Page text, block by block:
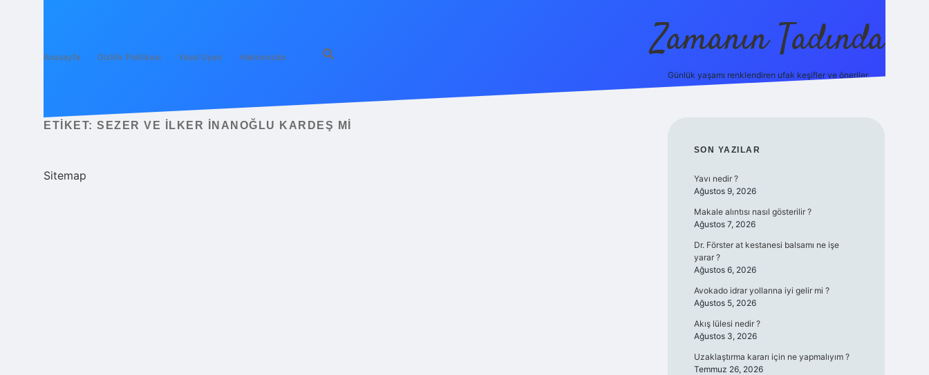
Anasayfa Gizlilik Politikası Yasal Uyarı Hakkımızda Zamanın Tadında
Günlük yaşamı renklendiren ufak keşifler ve öneriler.
ETIKET: SEZER VE İLKER İNANOĞLU KARDEŞ MI
Sitemap
SIDEBAR
SON YAZILAR
Yavı nedir ?
Ağustos 9, 2026
Makale alıntısı nasıl gösterilir ?
Ağustos 7, 2026
Dr. Förster at kestanesi balsamı ne işe
yarar ?
Ağustos 6, 2026
Avokado idrar yollarına iyi gelir mi ?
Ağustos 5, 2026
Akış lülesi nedir ?
Ağustos 3, 2026
Uzaklaştırma kararı için ne yapmalıyım ?
Temmuz 26, 2026